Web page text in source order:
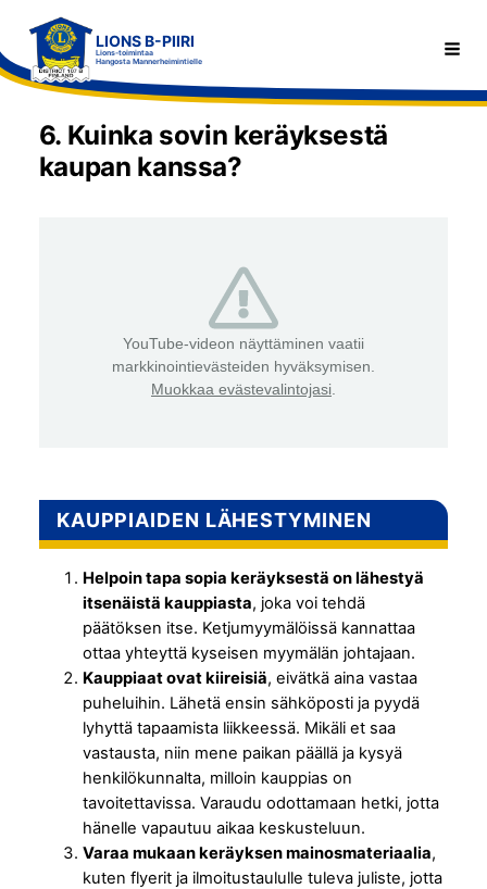
Siirry
sivun
sisältöön
LIONS B-PIIRI
Lions-toimintaa
Hangosta Mannerheimintielle
6. Kuinka sovin keräyksestä
kaupan kanssa?
YouTube-videon näyttäminen vaatii
markkinointievästeiden hyväksymisen.
Muokkaa evästevalintojasi.
KAUPPIAIDEN LÄHESTYMINEN
Helpoin tapa sopia keräyksestä on lähestyä
itsenäistä kauppiasta, joka voi tehdä
päätöksen itse. Ketjumyymälöissä kannattaa
ottaa yhteyttä kyseisen myymälän johtajaan.
Kauppiaat ovat kiireisiä, eivätkä aina vastaa
puheluihin. Lähetä ensin sähköposti ja pyydä
lyhyttä tapaamista liikkeessä. Mikäli et saa
vastausta, niin mene paikan päällä ja kysyä
henkilökunnalta, milloin kauppias on
tavoitettavissa. Varaudu odottamaan hetki, jotta
hänelle vapautuu aikaa keskusteluun.
Varaa mukaan keräyksen mainosmateriaalia,
kuten flyerit ja ilmoitustaululle tuleva juliste, jotta